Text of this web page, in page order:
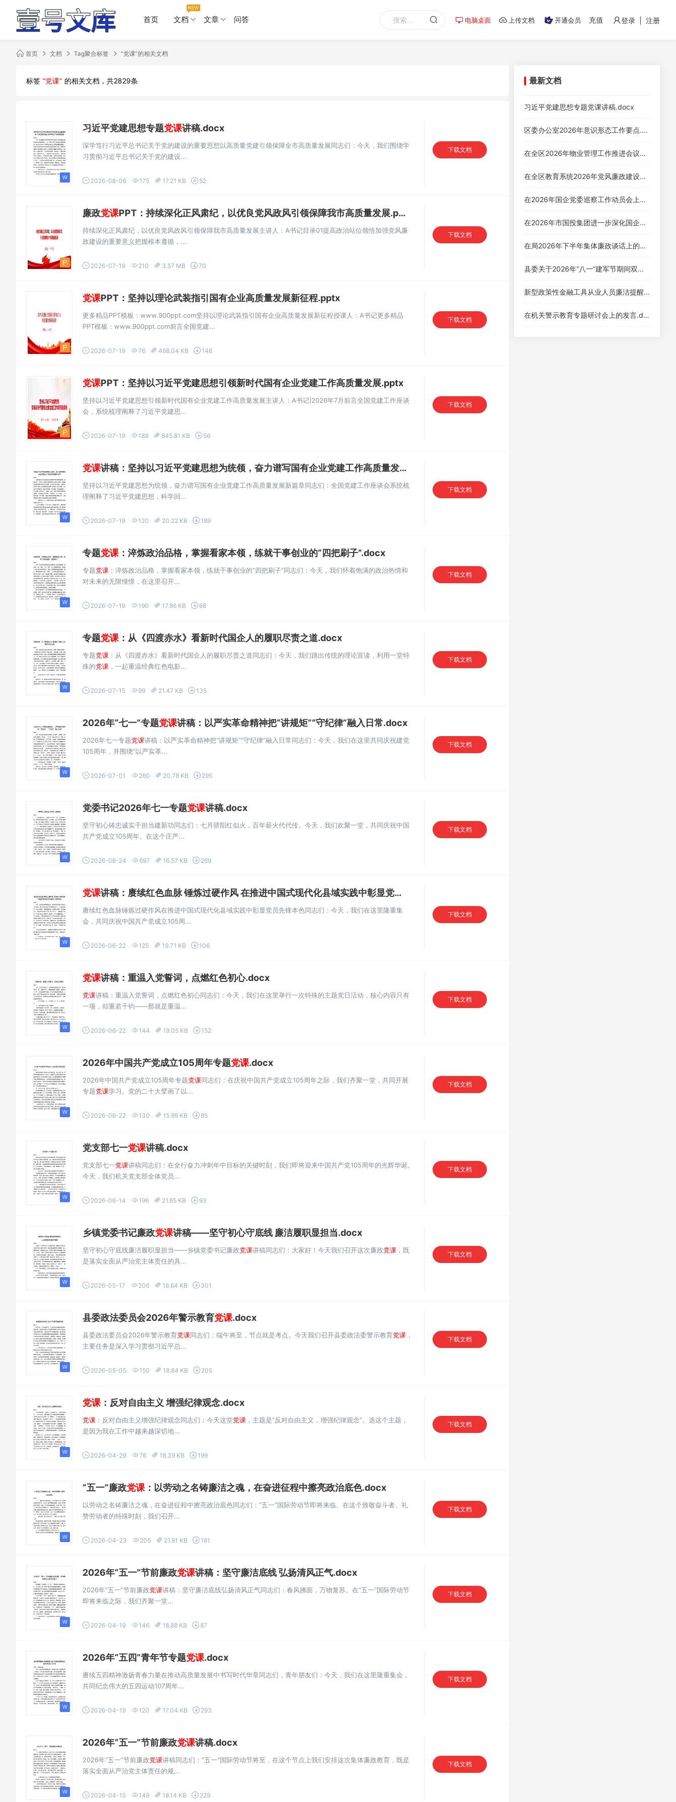
首页 文档 文章 问答 电脑桌面 上传文档 开通会员 充值 登录 | 注册
首页 文档 Tag聚合标签 “党课”的相关文档
标签 “党课” 的相关文档，共2829条
习近平党建思想专题党课讲稿.docx
深学笃行习近平总书记关于党的建设的重要思想以高质量党建引领保障全市高质量发展同志们：今天，我们围绕学
习贯彻习近平总书记关于党的建设...
2026-08-06 175 17.21 KB 52
下载文档
廉政党课PPT：持续深化正风肃纪，以优良党风政风引领保障我市高质量发展.pptx
持续深化正风肃纪，以优良党风政风引领保障我市高质量发展主讲人：A书记目录01提高政治站位领悟加强党风廉
政建设的重要意义把握根本遵循，...
2026-07-19 210 3.57 MB 70
下载文档
党课PPT：坚持以理论武装指引国有企业高质量发展新征程.pptx
更多精品PPT模板：www.900ppt.com坚持以理论武装指引国有企业高质量发展新征程授课人：A书记更多精品
PPT模板：www.900ppt.com前言全国党建...
2026-07-19 76 468.04 KB 146
下载文档
党课PPT：坚持以习近平党建思想引领新时代国有企业党建工作高质量发展.pptx
坚持以习近平党建思想引领新时代国有企业党建工作高质量发展主讲人：A书记|2026年7月前言全国党建工作座谈
会，系统梳理阐释了习近平党建思...
2026-07-19 189 845.81 KB 56
下载文档
党课讲稿：坚持以习近平党建思想为统领，奋力谱写国有企业党建工作高质量发展新篇章.docx
坚持以习近平党建思想为统领，奋力谱写国有企业党建工作高质量发展新篇章同志们：全国党建工作座谈会系统梳
理阐释了习近平党建思想，科学回...
2026-07-19 120 20.22 KB 189
下载文档
专题党课：淬炼政治品格，掌握看家本领，练就干事创业的“四把刷子”.docx
专题党课 ：淬炼政治品格，掌握看家本领，练就干事创业的“四把刷子”同志们：今天，我们怀着饱满的政治热情和
对未来的无限憧憬，在这里召开...
2026-07-19 190 17.86 KB 68
下载文档
专题党课：从《四渡赤水》看新时代国企人的履职尽责之道.docx
专题党课 ：从《四渡赤水》看新时代国企人的履职尽责之道同志们：今天，我们跳出传统的理论宣读，利用一堂特
殊的党课 ，一起重温经典红色电影...
2026-07-15 99 21.47 KB 135
下载文档
2026年“七一”专题党课讲稿：以严实革命精神把“讲规矩”“守纪律”融入日常.docx
2026年七一专题党课讲稿：以严实革命精神把“讲规矩”“守纪律”融入日常同志们：今天，我们在这里共同庆祝建党
105周年，并围绕“以严实革...
2026-07-01 260 20.78 KB 295
下载文档
党委书记2026年七一专题党课讲稿.docx
坚守初心铸忠诚实干担当建新功同志们：七月骄阳红似火，百年薪火代代传。今天，我们欢聚一堂，共同庆祝中国
共产党成立105周年。在这个庄严...
2026-06-24 697 16.57 KB 269
下载文档
党课讲稿：赓续红色血脉 锤炼过硬作风 在推进中国式现代化县域实践中彰显党员先锋本色.docx
赓续红色血脉锤炼过硬作风在推进中国式现代化县域实践中彰显党员先锋本色同志们：今天，我们在这里隆重集
会，共同庆祝中国共产党成立105周...
2026-06-22 125 19.71 KB 106
下载文档
党课讲稿：重温入党誓词，点燃红色初心.docx
党课讲稿：重温入党誓词，点燃红色初心同志们：今天，我们在这里举行一次特殊的主题党日活动，核心内容只有
一项，却重若千钧——那就是重温...
2026-06-22 144 19.05 KB 152
下载文档
2026年中国共产党成立105周年专题党课.docx
2026年中国共产党成立105周年专题党课同志们：在庆祝中国共产党成立105周年之际，我们齐聚一堂，共同开展
专题党课学习。党的二十大擘画了以...
2026-06-22 130 15.99 KB 85
下载文档
党支部七一党课讲稿.docx
党支部七一党课讲稿同志们：在全行奋力冲刺年中目标的关键时刻，我们即将迎来中国共产党105周年的光辉华诞。
今天，我们机关党支部全体党员...
2026-06-14 196 21.65 KB 93
下载文档
乡镇党委书记廉政党课讲稿——坚守初心守底线 廉洁履职显担当.docx
坚守初心守底线廉洁履职显担当——乡镇党委书记廉政党课讲稿同志们：大家好！今天我们召开这次廉政党课 ，既
是落实全面从严治党主体责任的具...
2026-05-17 206 16.64 KB 301
下载文档
县委政法委员会2026年警示教育党课.docx
县委政法委员会2026年警示教育党课同志们：端午将至，节点就是考点。今天我们召开县委政法委警示教育党课 ，
主要任务是深入学习贯彻习近平总...
2026-05-05 150 18.84 KB 205
下载文档
党课：反对自由主义 增强纪律观念.docx
党课 ：反对自由主义增强纪律观念同志们：今天这堂党课 ，主题是“反对自由主义，增强纪律观念”。选这个主题，
是因为我在工作中越来越深切地...
2026-04-29 76 18.39 KB 199
下载文档
“五一”廉政党课：以劳动之名铸廉洁之魂，在奋进征程中擦亮政治底色.docx
以劳动之名铸廉洁之魂，在奋进征程中擦亮政治底色同志们：“五一”国际劳动节即将来临。在这个致敬奋斗者、礼
赞劳动者的特殊时刻，我们召开...
2026-04-23 205 21.91 KB 181
下载文档
2026年“五一”节前廉政党课讲稿：坚守廉洁底线 弘扬清风正气.docx
2026年“五一”节前廉政党课讲稿：坚守廉洁底线弘扬清风正气同志们：春风拂面，万物复苏。在“五一”国际劳动节
即将来临之际，我们齐聚一堂...
2026-04-19 146 18.88 KB 87
下载文档
2026年“五四”青年节专题党课.docx
赓续五四精神激扬青春力量在推动高质量发展中书写时代华章同志们，青年朋友们：今天，我们在这里隆重集会，
共同纪念伟大的五四运动107周年...
2026-04-19 120 17.04 KB 293
下载文档
2026年“五一”节前廉政党课讲稿.docx
2026年“五一”节前廉政党课讲稿同志们："五一"国际劳动节将至，在这个节点上我们安排这次集体廉政教育，既是
落实全面从严治党主体责任的规...
2026-04-15 149 18.14 KB 229
下载文档
最新文档
习近平党建思想专题党课讲稿.docx
区委办公室2026年意识形态工作要点.docx
在全区2026年物业管理工作推进会议上的讲话.docx
在全区教育系统2026年党风廉政建设专题会议上的讲话.docx
在2026年国企党委巡察工作动员会上的表态发言.docx
在2026年市国投集团进一步深化国企改革工作推进会上的讲话.docx
在局2026年下半年集体廉政谈话上的讲话.docx
县委关于2026年“八一”建军节期间双拥活动开展情况的总结.docx
新型政策性金融工具从业人员廉洁提醒谈话讲话.docx
在机关警示教育专题研讨会上的发言.docx